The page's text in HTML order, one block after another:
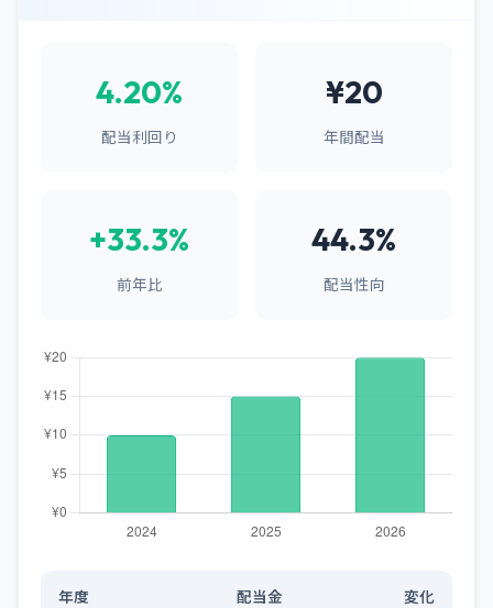
4.20%
配当利回り
¥20
年間配当
+33.3%
前年比
44.3%
配当性向
年度 配当金 変化